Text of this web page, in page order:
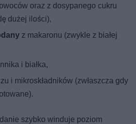
oraz z dosypanego cukru
dużej ilości),
z makaronu (zwykle z białej
i białka,
i mikroskładników (zwłaszcza gdy
szybko winduje poziom